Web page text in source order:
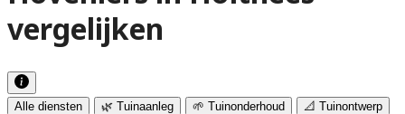
vergelijken
Alle diensten 🌿 Tuinaanleg 🌱 Tuinonderhoud 📐 Tuinontwerp